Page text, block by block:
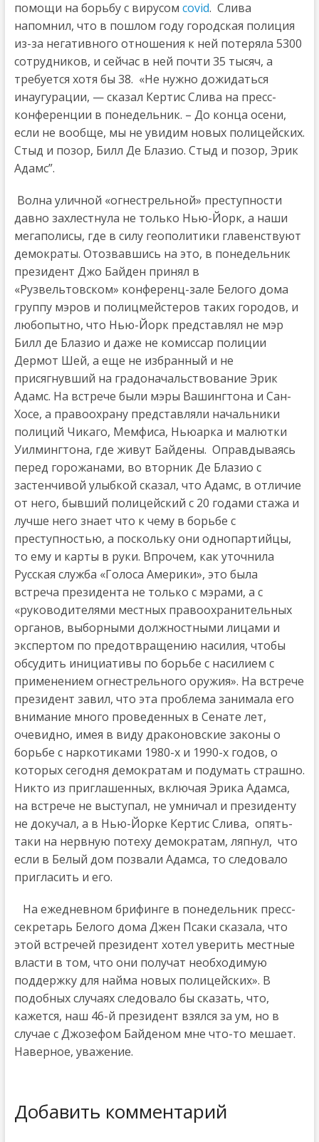
помощи на борьбу с вирусом covid. Слива
напомнил, что в пошлом году городская полиция
из-за негативного отношения к ней потеряла 5300
сотрудников, и сейчас в ней почти 35 тысяч, а
требуется хотя бы 38. «Не нужно дожидаться
инаугурации, — сказал Кертис Слива на пресс-
конференции в понедельник. – До конца осени,
если не вообще, мы не увидим новых полицейских.
Стыд и позор, Билл Де Блазио. Стыд и позор, Эрик
Адамс”.
Волна уличной «огнестрельной» преступности
давно захлестнула не только Нью-Йорк, а наши
мегаполисы, где в силу геополитики главенствуют
демократы. Отозвавшись на это, в понедельник
президент Джо Байден принял в
«Рузвельтовском» конференц-зале Белого дома
группу мэров и полицмейстеров таких городов, и
любопытно, что Нью-Йорк представлял не мэр
Билл де Блазио и даже не комиссар полиции
Дермот Шей, а еще не избранный и не
присягнувший на градоначальствование Эрик
Адамс. На встрече были мэры Вашингтона и Сан-
Хосе, а правоохрану представляли начальники
полиций Чикаго, Мемфиса, Ньюарка и малютки
Уилмингтона, где живут Байдены. Оправдываясь
перед горожанами, во вторник Де Блазио с
застенчивой улыбкой сказал, что Адамс, в отличие
от него, бывший полицейский с 20 годами стажа и
лучше него знает что к чему в борьбе с
преступностью, а поскольку они однопартийцы,
то ему и карты в руки. Впрочем, как уточнила
Русская служба «Голоса Америки», это была
встреча президента не только с мэрами, а с
«руководителями местных правоохранительных
органов, выборными должностными лицами и
экспертом по предотвращению насилия, чтобы
обсудить инициативы по борьбе с насилием с
применением огнестрельного оружия». На встрече
президент завил, что эта проблема занимала его
внимание много проведенных в Сенате лет,
очевидно, имея в виду драконовские законы о
борьбе с наркотиками 1980-х и 1990-х годов, о
которых сегодня демократам и подумать страшно.
Никто из приглашенных, включая Эрика Адамса,
на встрече не выступал, не умничал и президенту
не докучал, а в Нью-Йорке Кертис Слива, опять-
таки на нервную потеху демократам, ляпнул, что
если в Белый дом позвали Адамса, то следовало
пригласить и его.
На ежедневном брифинге в понедельник пресс-
секретарь Белого дома Джен Псаки сказала, что
этой встречей президент хотел уверить местные
власти в том, что они получат необходимую
поддержку для найма новых полицейских». В
подобных случаях следовало бы сказать, что,
кажется, наш 46-й президент взялся за ум, но в
случае с Джозефом Байденом мне что-то мешает.
Наверное, уважение.
Добавить комментарий